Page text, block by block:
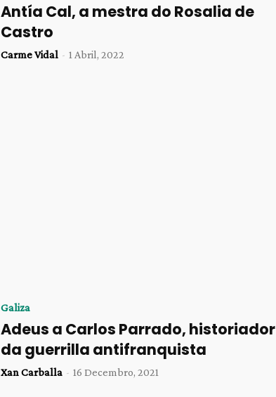
Antía Cal, a mestra do Rosalia de
Castro
Carme Vidal - 1 Abril, 2022
Galiza
Adeus a Carlos Parrado, historiador
da guerrilla antifranquista
Xan Carballa - 16 Decembro, 2021